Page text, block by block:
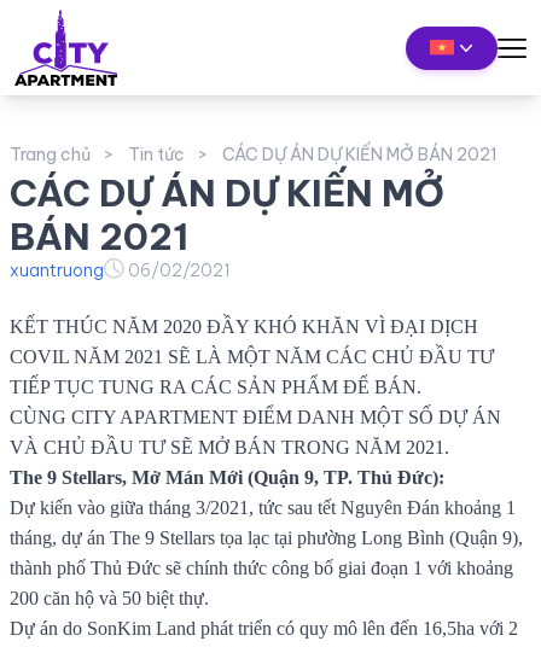
Trang chủ Tin tức CÁC DỰ ÁN DỰ KIẾN MỞ BÁN 2021
CÁC DỰ ÁN DỰ KIẾN MỞ
BÁN 2021
xuantruong 06/02/2021
KẾT THÚC NĂM 2020 ĐẦY KHÓ KHĂN VÌ ĐẠI DỊCH
COVIL NĂM 2021 SẼ LÀ MỘT NĂM CÁC CHỦ ĐẦU TƯ
TIẾP TỤC TUNG RA CÁC SẢN PHẨM ĐỂ BÁN.
CÙNG CITY APARTMENT ĐIỂM DANH MỘT SỐ DỰ ÁN
VÀ CHỦ ĐẦU TƯ SẼ MỞ BÁN TRONG NĂM 2021.
The 9 Stellars, Mở Mán Mới (Quận 9, TP. Thủ Đức):
Dự kiến vào giữa tháng 3/2021, tức sau tết Nguyên Đán khoảng 1
tháng, dự án The 9 Stellars tọa lạc tại phường Long Bình (Quận 9),
thành phố Thủ Đức sẽ chính thức công bố giai đoạn 1 với khoảng
200 căn hộ và 50 biệt thự.
Dự án do SonKim Land phát triển có quy mô lên đến 16,5ha với 2